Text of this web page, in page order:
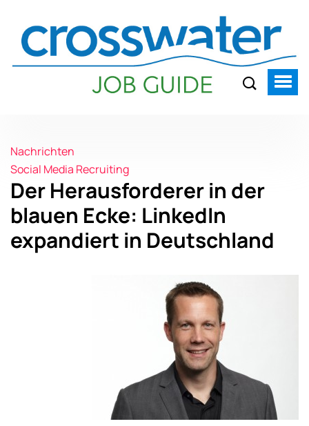
Nachrichten
Social Media Recruiting
Der Herausforderer in der
blauen Ecke: LinkedIn
expandiert in Deutschland